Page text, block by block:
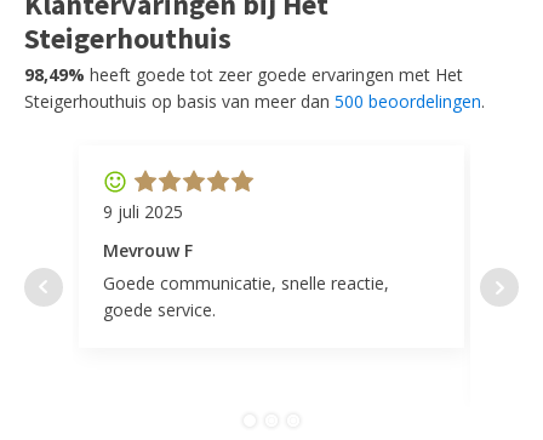
Steigerhouthuis
98,49% heeft goede tot zeer goede ervaringen met Het
Steigerhouthuis op basis van meer dan 500 beoordelingen.
9 juli 2025
Mevrouw F
Goede communicatie, snelle reactie,
goede service.
door